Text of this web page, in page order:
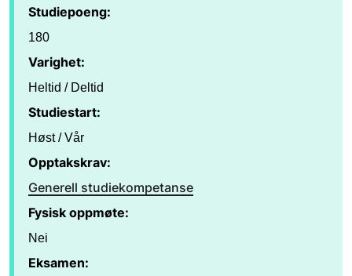
Studiepoeng:
180
Varighet:
Heltid / Deltid
Studiestart:
Høst / Vår
Opptakskrav:
Generell studiekompetanse
Fysisk oppmøte:
Nei
Eksamen: